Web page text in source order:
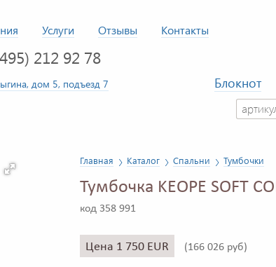
Услуги Отзывы Контакты
212 92 78
дом 5, подъезд 7
Блокнот
Главная Каталог Спальни Тумбочки
Тумбочка KEOPE SOFT
код 358 991
Цена 1 750 EUR (166 026 руб)